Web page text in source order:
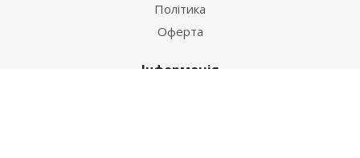
Політика
Оферта
Інформація